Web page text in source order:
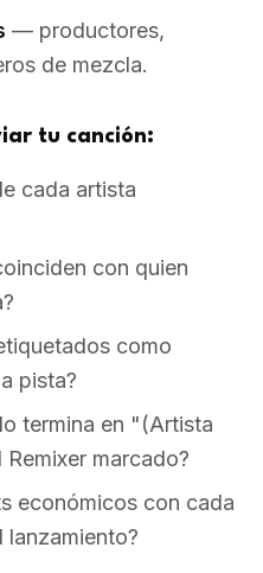
— productores,
de mezcla.
tu canción:
cada artista
con quien
como
pista?
termina en "(Artista
marcado?
económicos con cada
lanzamiento?